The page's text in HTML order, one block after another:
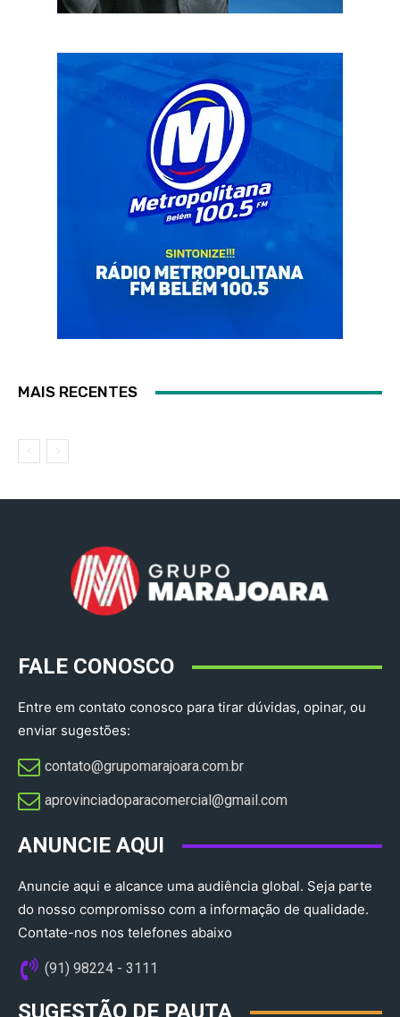
MAIS RECENTES
FALE CONOSCO
Entre em contato conosco para tirar dúvidas, opinar, ou
enviar sugestões:
contato@grupomarajoara.com.br
aprovinciadoparacomercial@gmail.com​
ANUNCIE AQUI
Anuncie aqui e alcance uma audiência global. Seja parte
do nosso compromisso com a informação de qualidade.
Contate-nos nos telefones abaixo
(91) 98224 - 3111
SUGESTÃO DE PAUTA